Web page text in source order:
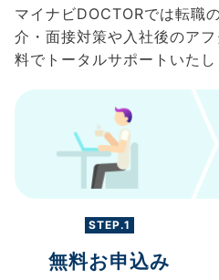
マイナビDOCTORでは転職
介・面接対策や入社後のア
料でトータルサポートいたし
STEP.1
無料お申込み